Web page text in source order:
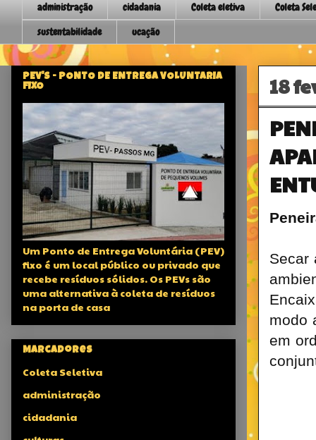
administração cidadania Coleta eletiva
Coleta
sustentabilidade
ucação
18
Secar
modo
em
PEV'S - PONTO DE ENTREGA VOLUNTARIA
FIXO
Um Ponto de Entrega Voluntária (PEV)
fixo é um local público ou privado que
recebe resíduos sólidos. Os PEVs são
uma alternativa à coleta de resíduos
na porta de casa
Marcadores
Coleta Seletiva
administração
cidadania